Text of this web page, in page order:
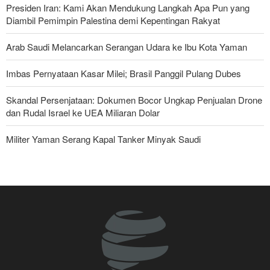
Presiden Iran: Kami Akan Mendukung Langkah Apa Pun yang
Diambil Pemimpin Palestina demi Kepentingan Rakyat
Arab Saudi Melancarkan Serangan Udara ke Ibu Kota Yaman
Imbas Pernyataan Kasar Milei; Brasil Panggil Pulang Dubes
Skandal Persenjataan: Dokumen Bocor Ungkap Penjualan Drone
dan Rudal Israel ke UEA Miliaran Dolar
Militer Yaman Serang Kapal Tanker Minyak Saudi
Legislator Iran: AS Akan Segera Diusir dari Kawasan dan Semua